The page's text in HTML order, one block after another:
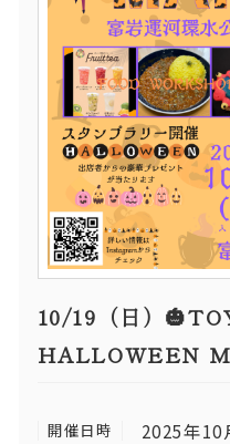
10/19（日）
HALLOWEEN
開催日時 2025年10